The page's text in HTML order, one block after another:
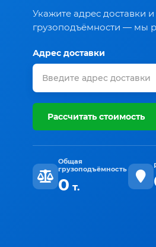
Укажите адрес доставки
грузоподъёмности — мы
Адрес доставки
Рассчитать стоимость
Общая
грузоподъёмность
0 т.